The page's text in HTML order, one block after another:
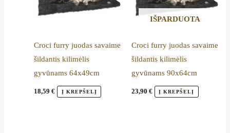
Croci furry juodas savaime
šildantis kilimėlis
gyvūnams 64x49cm
18,59€ Į KREPŠELĮ
IŠPARDUOTA
Croci furry juodas savaime
šildantis kilimėlis
gyvūnams 90x64cm
23,90 € Į KREPŠELĮ